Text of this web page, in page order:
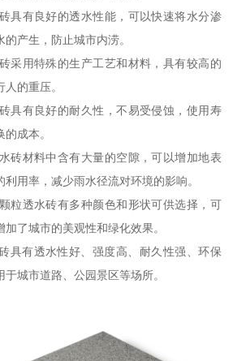
具有良好的透水性能，可以快速将水分渗
产生，防止城市内涝。
采用特殊的生产工艺和材料，具有较高的
的重压。
具有良好的耐久性，不易受侵蚀，使用寿
成本。
砖材料中含有大量的空隙，可以增加地表
用率，减少雨水径流对环境的影响。
粒透水砖有多种颜色和形状可供选择，可
了城市的美观性和绿化效果。
具有透水性好、强度高、耐久性强、环保
城市道路、公园景区等场所。